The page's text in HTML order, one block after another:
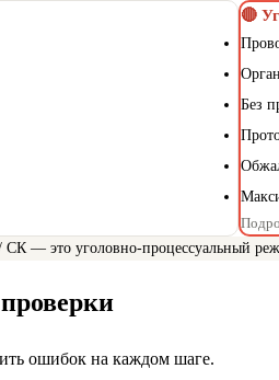
🔴
Без
— это уголовно-процессуальный
ошибок на каждом шаге.